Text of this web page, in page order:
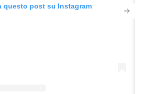
questo post su Instagram